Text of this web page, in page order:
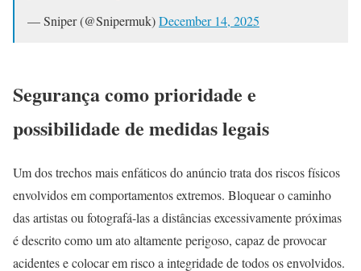
— Sniper (@Snipermuk)December 14, 2025
Segurança como prioridade e
possibilidade de medidas legais
Um dos trechos mais enfáticos do anúncio trata dos riscos físicos
envolvidos em comportamentos extremos. Bloquear o caminho
das artistas ou fotografá-las a distâncias excessivamente próximas
é descrito como um ato altamente perigoso, capaz de provocar
acidentes e colocar em risco a integridade de todos os envolvidos.